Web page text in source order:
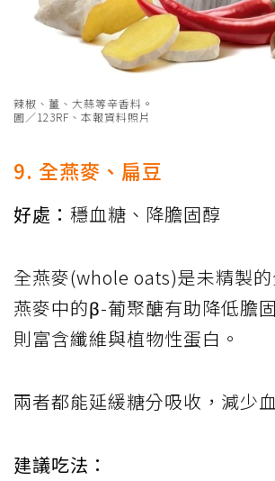
辣椒、薑、大蒜等辛香料。
圖／123RF、本報資料照片
9. 全燕麥、扁豆
好處： 穩血糖、降膽固醇
全燕麥(whole oats)是未精製的
燕麥中的β-葡聚醣有助降低膽
則富含纖維與植物性蛋白。
兩者都能延緩糖分吸收，減少
建議吃法：